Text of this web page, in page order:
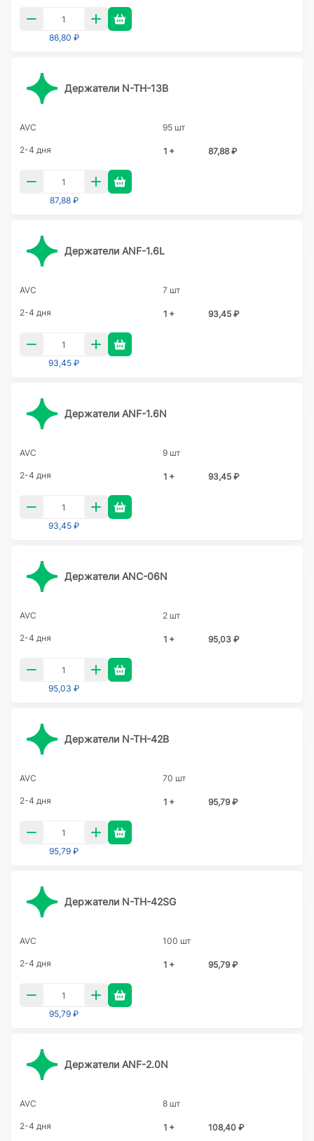
86,80 ₽
Держатели N-TH-13B
AVC 95 шт
2-4 дня 1 + 87,88 ₽
87,88 ₽
Держатели ANF-1.6L
AVC 7 шт
2-4 дня 1 + 93,45 ₽
93,45 ₽
Держатели ANF-1.6N
AVC 9 шт
2-4 дня 1 + 93,45 ₽
93,45 ₽
Держатели ANC-06N
AVC 2 шт
2-4 дня 1 + 95,03 ₽
95,03 ₽
Держатели N-TH-42B
AVC 70 шт
2-4 дня 1 + 95,79 ₽
95,79 ₽
Держатели N-TH-42SG
AVC 100 шт
2-4 дня 1 + 95,79 ₽
95,79 ₽
Держатели ANF-2.0N
AVC 8 шт
2-4 дня 1 + 108,40 ₽